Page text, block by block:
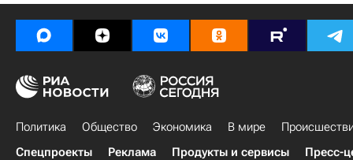
Политика Общество Экономика В мире
Спецпроекты
Реклама Продукты и сервисы Пресс-